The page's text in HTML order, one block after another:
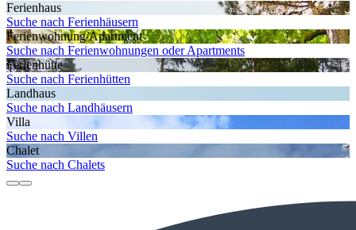
Ferienhaus
Suche nach Ferienhäusern
Ferienwohnung/Apartment
Suche nach Ferienwohnungen oder Apartments
Ferienhütte
Suche nach Ferienhütten
Landhaus
Suche nach Landhäusern
Villa
Suche nach Villen
Chalet
Suche nach Chalets